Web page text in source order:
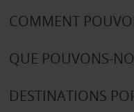
COMMENT
QUE POUVONS-
DESTINATIONS